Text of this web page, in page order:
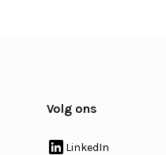
Volg ons
LinkedIn